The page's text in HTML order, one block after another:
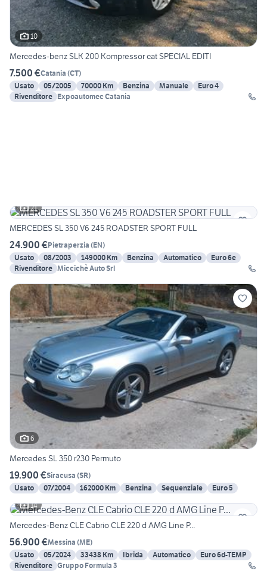
10
Mercedes-benz SLK 200 Kompressor cat SPECIAL EDITI
7.500 €Catania (CT)
Usato
05/2005 70000 Km Benzina Manuale
Euro 4
Rivenditore Expoautomec Catania
21
MERCEDES SL 350 V6 245 ROADSTER SPORT FULL
24.900 €Pietraperzia (EN)
Usato
08/2003 149000 Km Benzina Automatico
Euro 6e
Rivenditore Miccichè Auto Srl
6
Mercedes SL 350 r230 Permuto
19.900 €Siracusa (SR)
Usato
07/2004 162000 Km Benzina Sequenziale
Euro 5
14
Mercedes-Benz CLE Cabrio CLE 220 d AMG Line P...
56.900 €Messina (ME)
Usato
05/2024 33438 Km Ibrida Automatico
Euro 6d-TEMP
Rivenditore Gruppo Formula 3